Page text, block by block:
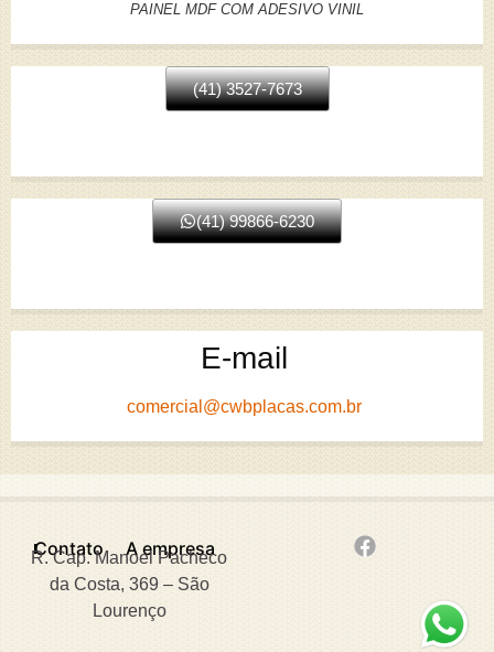
PAINEL MDF COM ADESIVO VINIL
(41) 3527-7673
(41) 99866-6230
E-mail
comercial@cwbplacas.com.br
Contato A empresa
R. Cap. Manoel Pacheco
da Costa, 369 – São
Lourenço